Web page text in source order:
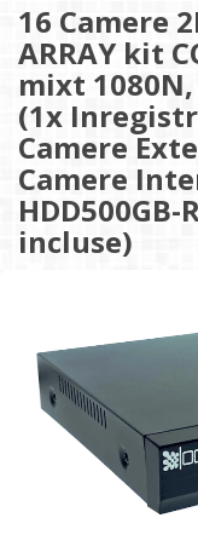
16 Camere
ARRAY kit
mixt
(1x
Camere
Camere
incluse)